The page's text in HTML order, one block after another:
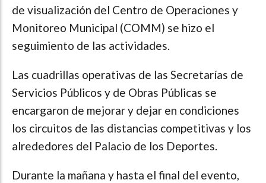
de visualización del Centro de Operaciones y
Monitoreo Municipal (COMM) se hizo el
seguimiento de las actividades.
Las cuadrillas operativas de las Secretarías de
Servicios Públicos y de Obras Públicas se
encargaron de mejorar y dejar en condiciones
los circuitos de las distancias competitivas y los
alrededores del Palacio de los Deportes.
Durante la mañana y hasta el final del evento,